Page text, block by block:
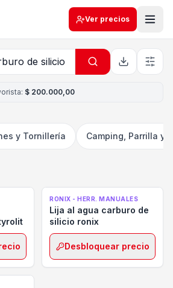
Ver precios
: $ 200.000,00
y Tornillería Camping, Parrilla y
RONIX - HERR. MANUALES
Lija al agua carburo de
silicio ronix
Desbloquear precio